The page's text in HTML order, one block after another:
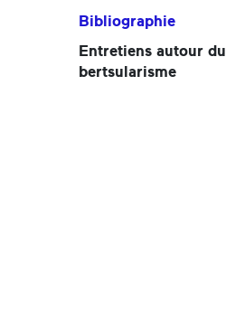
Bibliographie
Entretiens autour du
bertsularisme